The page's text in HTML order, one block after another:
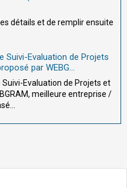
détails et de remplir ensuite
Suivi-Evaluation de Projets
par WEBG...
Suivi-Evaluation de Projets et
meilleure entreprise /